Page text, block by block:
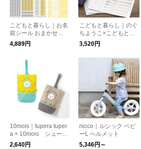
こどもと暮らし｜お名
前シール おまかせ入
学セット ずっとシリ
ーズ
4,889円
こどもと暮らし｜のぐ
ちようこ×こどもと暮
らし お名前シール3種
セット ぼくのわたし
のすきなのりものシリ
3,520円
10mois｜tupera tuper
a × 10mois シューズ
ケース
2,640円
nicco｜ルシック ベビ
ーL ヘルメット
5,346円～